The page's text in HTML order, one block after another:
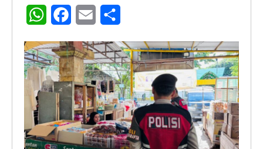
WhatsAppFacebook
Email